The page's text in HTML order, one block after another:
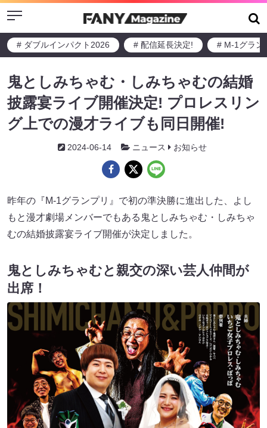
Menu
# ダブルインパクト2026 # 配信延長決定! # M-1グラン
鬼としみちゃむ・しみちゃむの結婚
披露宴ライブ開催決定! プロレスリン
グ上での漫才ライブも同日開催!
2024-06-14 ニュース お知らせ
昨年の『M-1グランプリ』で初の準決勝に進出した、よし
もと漫才劇場メンバーでもある鬼としみちゃむ・しみちゃ
むの結婚披露宴ライブ開催が決定しました。
鬼としみちゃむと親交の深い芸人仲間が
出席！